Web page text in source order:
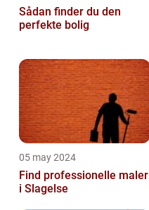
Sådan finder du den
perfekte bolig
05 may 2024
Find professionelle maler
i Slagelse